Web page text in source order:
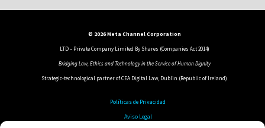
© 2026 Meta Channel Corporation
LTD – Private Company Limited By Shares (Companies Act 2014)
Bridging Law, Ethics and Technology in the Service of Human Dignity
Strategic-technological partner of CEA Digital Law, Dublin (Republic of Ireland)
Políticas de Privacidad
Aviso Legal